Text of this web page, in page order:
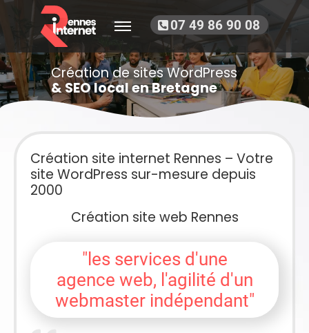
07 49 86 90 08
Création de sites WordPress
& SEO local en Bretagne
Création site internet Rennes – Votre
site WordPress sur-mesure depuis
2000
Création site web Rennes
"les services d'une
agence web, l'agilité d'un
webmaster indépendant"